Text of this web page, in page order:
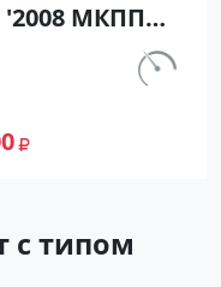
'2008 МКПП
Седан по
км.
с типом